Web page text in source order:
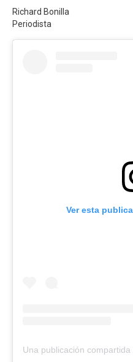
Richard Bonilla
Periodista
Ver esta